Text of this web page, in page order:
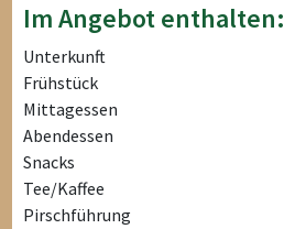
Im Angebot enthalten:
Unterkunft
Frühstück
Mittagessen
Abendessen
Snacks
Tee/Kaffee
Pirschführung